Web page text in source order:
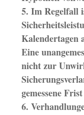
5. Im Regelfall
Kalendertagen
Eine
nicht zur
gemessene
6.